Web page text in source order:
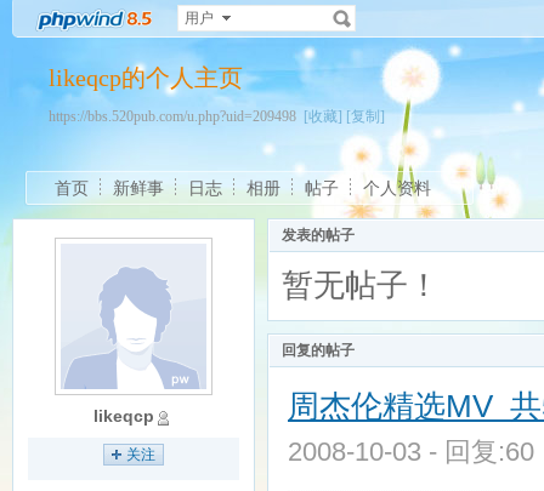
用户
likeqcp的个人主页
https://bbs.520pub.com/u.php?uid=209498 [收藏] [复制]
首页 新鲜事 日志 相册 帖子 个人资料
likeqcp
关注
发表的帖子
暂无帖子！
回复的帖子
周杰伦精选MV
2008-10-03 - 回复